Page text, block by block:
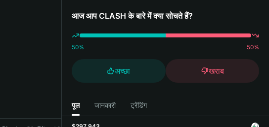
आज आप CLASH के बारे में क्या सोचते हैं?
50% 50%
अच्छा खराब
पूल जानकारी ट्रेंडिंग